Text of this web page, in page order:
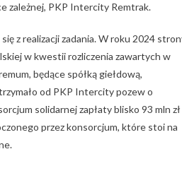
zależnej, PKP Intercity Remtrak.
z realizacji zadania. W roku 2024
w kwestii rozliczenia zawartych w
będące spółką giełdową,
od PKP Intercity pozew o
solidarnej zapłaty blisko 93 mln zł
przez konsorcjum, które stoi na